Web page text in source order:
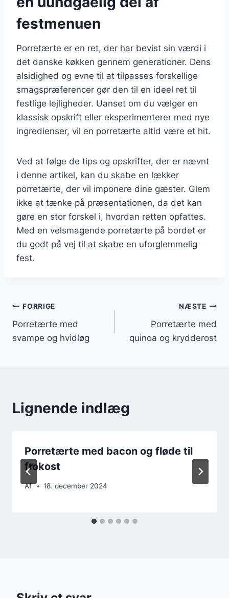
festmenuen
Porretærte er en ret, der har bevist sin værdi i
det danske køkken gennem generationer. Dens
alsidighed og evne til at tilpasses forskellige
smagspræferencer gør den til en ideel ret til
festlige lejligheder. Uanset om du vælger en
klassisk opskrift eller eksperimenterer med nye
ingredienser, vil en porretærte altid være et hit.
Ved at følge de tips og opskrifter, der er nævnt
i denne artikel, kan du skabe en lækker
porretærte, der vil imponere dine gæster. Glem
ikke at tænke på præsentationen, da det kan
gøre en stor forskel i, hvordan retten opfattes.
Med en velsmagende porretærte på bordet er
du godt på vej til at skabe en uforglemmelig
fest.
Indlægsnavigation
FORRIGE
Porretærte med
svampe og hvidløg
NÆSTE
Porretærte med
quinoa og krydderost
Lignende indlæg
Porretærte med bacon og fløde til
frokost
Af 18. december 2024